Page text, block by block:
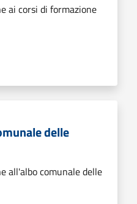
ai corsi di formazione
delle
all'albo comunale delle